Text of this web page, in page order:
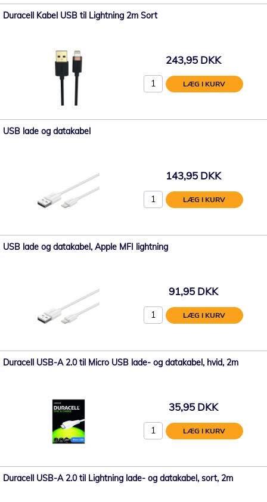
Duracell Kabel USB til Lightning 2m Sort
243,95 DKK
LÆG I KURV
USB lade og datakabel
143,95 DKK
LÆG I KURV
USB lade og datakabel, Apple MFI lightning
91,95 DKK
LÆG I KURV
Duracell USB-A 2.0 til Micro USB lade- og datakabel, hvid, 2m
35,95 DKK
LÆG I KURV
Duracell USB-A 2.0 til Lightning lade- og datakabel, sort, 2m